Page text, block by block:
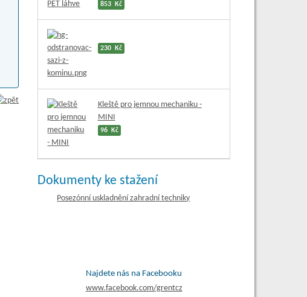
853 Kč
230 Kč
Kleště pro jemnou mechaniku -
MINI
96 Kč
Dokumenty ke stažení
Posezónní uskladnění zahradní techniky
Najdete nás na Facebooku
www.facebook.com/grentcz